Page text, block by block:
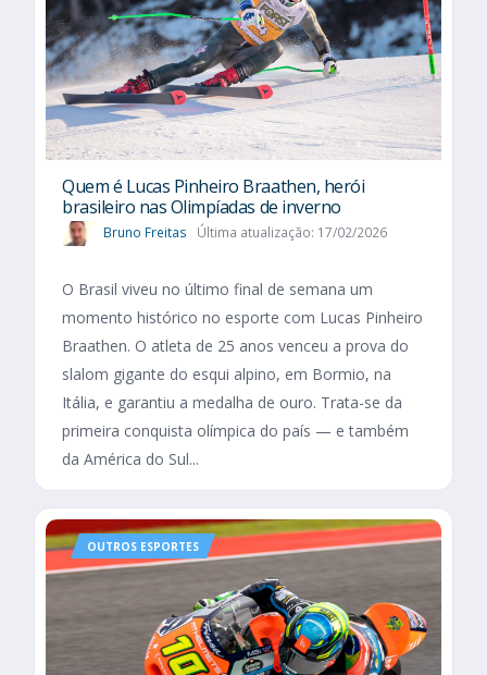
Quem é Lucas Pinheiro Braathen, herói
brasileiro nas Olimpíadas de inverno
Bruno Freitas Última atualização: 17/02/2026
O Brasil viveu no último final de semana um
momento histórico no esporte com Lucas Pinheiro
Braathen. O atleta de 25 anos venceu a prova do
slalom gigante do esqui alpino, em Bormio, na
Itália, e garantiu a medalha de ouro. Trata-se da
primeira conquista olímpica do país — e também
da América do Sul...
OUTROS ESPORTES